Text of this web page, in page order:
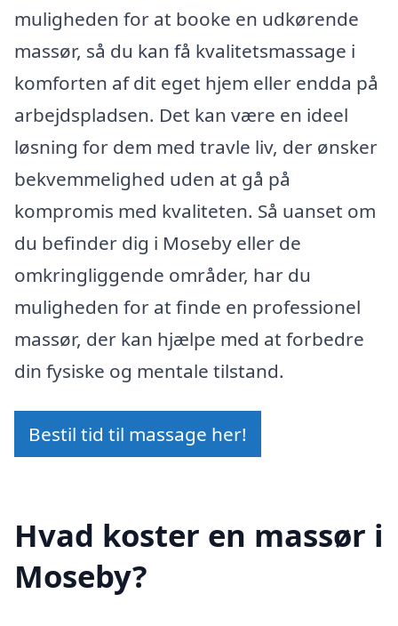
muligheden for at booke en udkørende
massør, så du kan få kvalitetsmassage i
komforten af dit eget hjem eller endda på
arbejdspladsen. Det kan være en ideel
løsning for dem med travle liv, der ønsker
bekvemmelighed uden at gå på
kompromis med kvaliteten. Så uanset om
du befinder dig i Moseby eller de
omkringliggende områder, har du
muligheden for at finde en professionel
massør, der kan hjælpe med at forbedre
din fysiske og mentale tilstand.
Bestil tid til massage her!
Hvad koster en massør i
Moseby?